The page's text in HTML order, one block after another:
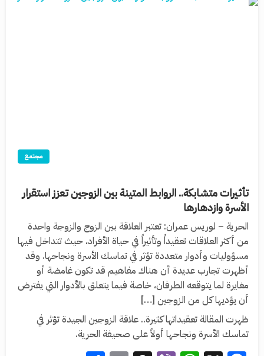
مجتمع
تأثيرات متشابكة.. الروابط المتينة بين الزوجين تعزز استقرار
الأسرة وازدهارها
الحرية – لوريس عمران: تعتبر العلاقة بين الزوج والزوجة واحدة
من أكثر العلاقات تعقيداً وتأثيراً في حياة الأفراد، حيث تتداخل فيها
مسؤوليات وأدوار متعددة تؤثر في تماسك الأسرة ونجاحها. وقد
أظهرت تجارب عديدة أن هناك مفاهيم قد تكون غامضة أو
مغايرة لما يتوقعه الطرفان، خاصة فيما يتعلق بالأدوار التي يفترض
أن يؤديها كل من الزوجين […]
ظهرت المقالة تعقيداتها كثيرة.. علاقة الزوجين الجيدة تؤثر في
تماسك الأسرة ونجاحها أولاً على صحيفة الحرية.